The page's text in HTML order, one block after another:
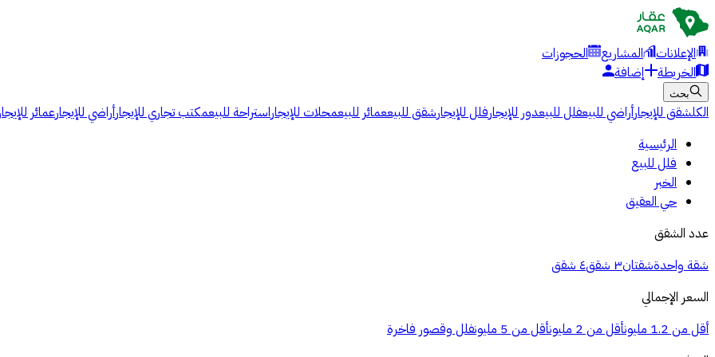
الإعلانات المشاريع
الحجوزات
الخريطة
إضافة
بحث
الكلشقق للإيجارأراضي للبيعفلل للبيعدور للإيجارفلل للإيجارشقق للبيععمائر للبيعمحلات للإيجاراستراحة للبيعمكتب تجاري للإيجارأراضي للإيجارعمائر للإيجار
الرئيسية
فلل للبيع
الخبر
حي العقيق
عدد الشقق
شقة واحدةشقتان٣ شقق
٤ شقق
السعر الإجمالي
أقل من 1.2 مليون
أقل من 2 مليون أقل من 5 مليون
فلل وقصور فاخرة